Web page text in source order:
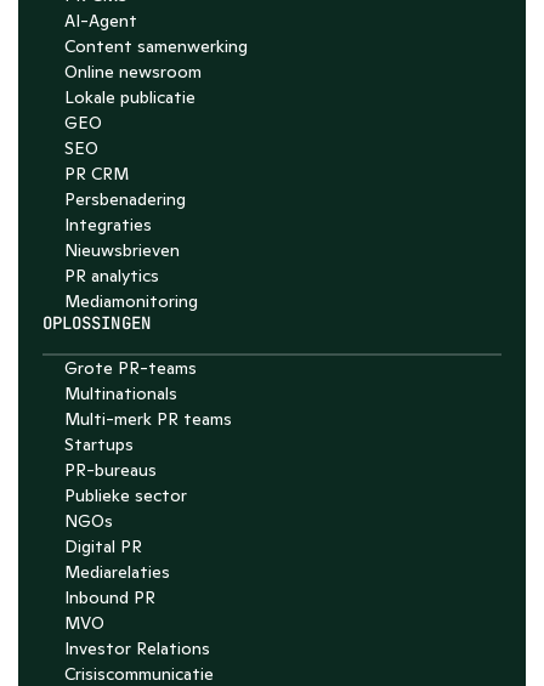
Schedule a demo with Nelson
AI-Agent
Content samenwerking
Online newsroom
Lokale publicatie
GEO
SEO
PR CRM
Persbenadering
Integraties
Nieuwsbrieven
PR analytics
Media­monitoring
OPLOSSINGEN
Grote PR-teams
Multinationals
Multi-merk PR teams
Startups
PR-bureaus
Publieke sector
NGOs
Digital PR
Mediarelaties
Inbound PR
MVO
Investor Relations
Crisiscommunicatie